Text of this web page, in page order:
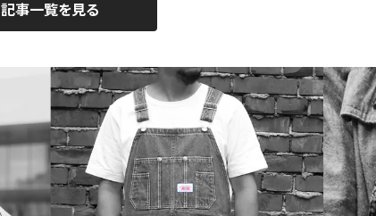
記事一覧を見る